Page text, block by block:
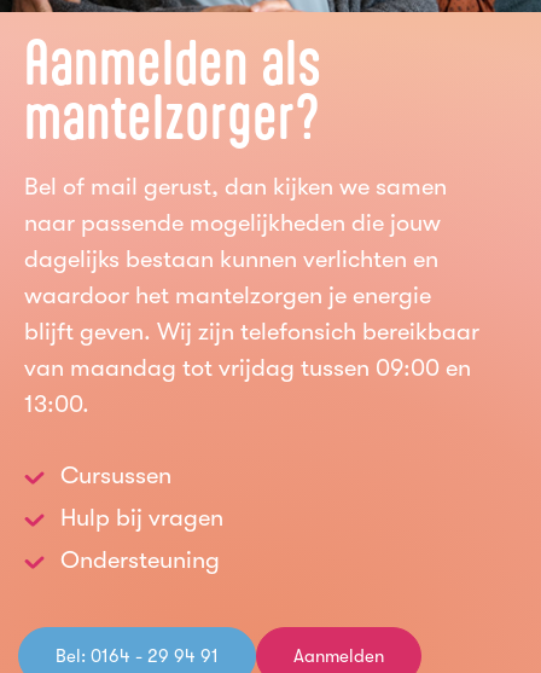
Aanmelden als
mantelzorger?
Bel of mail gerust, dan kijken we samen
naar passende mogelijkheden die jouw
dagelijks bestaan kunnen verlichten en
waardoor het mantelzorgen je energie
blijft geven. Wij zijn telefonsich bereikbaar
van maandag tot vrijdag tussen 09:00 en
13:00.
Cursussen
Hulp bij vragen
Ondersteuning
Bel: 0164 - 29 94 91 Aanmelden